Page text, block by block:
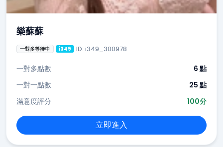
樂蘇蘇
一對多等待中 i349 ID: i349_300978
一對多點數
6 點
一對一點數
25 點
滿意度評分
100分
立即進入